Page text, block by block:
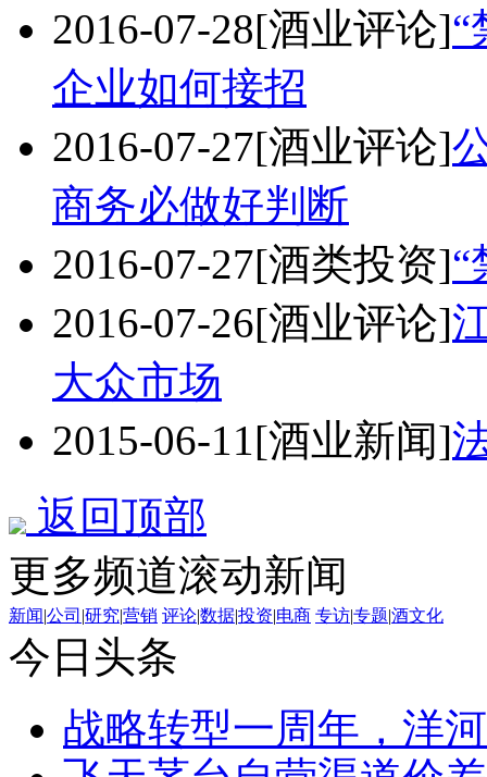
2016-07-28[酒业评论]“
企业如何接招
2016-07-27[酒业评论]
商务必做好判断
2016-07-27[酒类投资]“
2016-07-26[酒业评论]
大众市场
2015-06-11[酒业新闻]
返回顶部
更多频道滚动新闻
新闻|公司 |研究|营销 评论|数据|投资|电商 专访|专题|酒文化
今日头条
战略转型一周年，洋